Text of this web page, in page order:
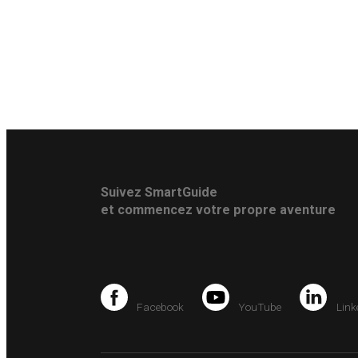
Suivez SmartGuide
et commencez votre propre aventure
Facebook YouTube